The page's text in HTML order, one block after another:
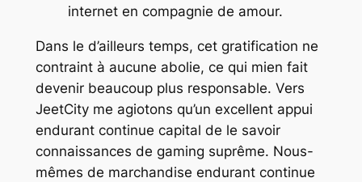
internet en compagnie de amour.
Dans le d’ailleurs temps, cet gratification ne
contraint à aucune abolie, ce qui mien fait
devenir beaucoup plus responsable. Vers
JeetCity me agiotons qu’un excellent appui
endurant continue capital de le savoir
connaissances de gaming suprême. Nous-
mêmes de marchandise endurant continue